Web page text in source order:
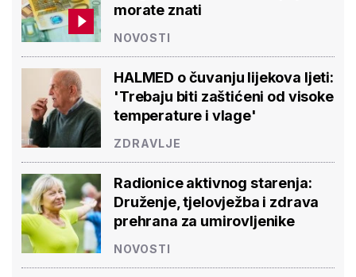
morate znati
NOVOSTI
HALMED o čuvanju lijekova ljeti:
'Trebaju biti zaštićeni od visoke
temperature i vlage'
ZDRAVLJE
Radionice aktivnog starenja:
Druženje, tjelovježba i zdrava
prehrana za umirovljenike
NOVOSTI